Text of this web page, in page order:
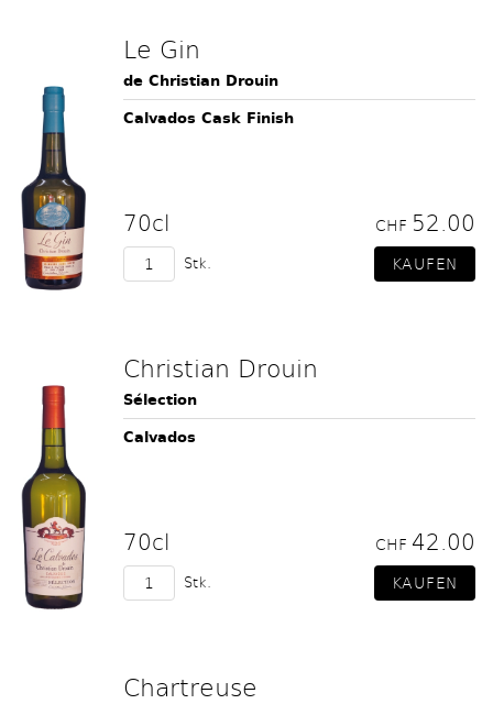
Le Gin
de Christian Drouin
Calvados Cask Finish
70cl CHF 52.00
Stk.
Christian Drouin
Sélection
Calvados
70cl CHF 42.00
Stk.
Chartreuse